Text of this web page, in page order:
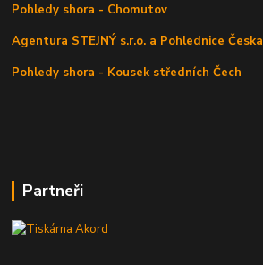
Pohledy shora - Chomutov
Agentura STEJNÝ s.r.o. a Pohlednice Česka
Pohledy shora - Kousek středních Čech
Partneři